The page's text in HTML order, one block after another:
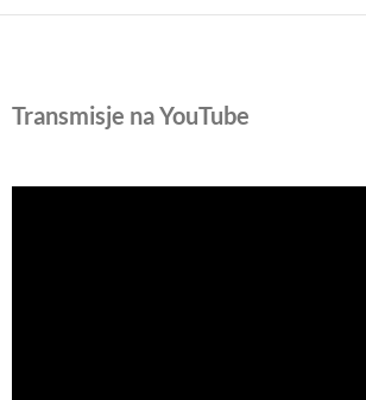
Transmisje na YouTube